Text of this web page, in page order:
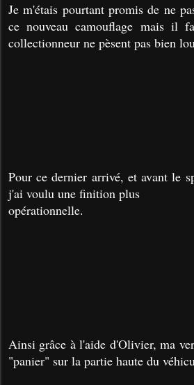
Je m'étais pourtant promis de ne
ce nouveau camouflage mais il
collectionneur ne pèsent pas bien
Pour ce dernier arrivé, et avant le
j'ai voulu une finition plus
opérationnelle.
Ainsi grâce à l'aide d'Olivier, ma
"panier" sur la partie haute du